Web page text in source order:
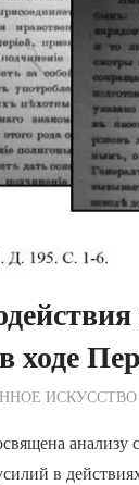
ходе
по Редакции
ИСКУССТВО
анализу
в